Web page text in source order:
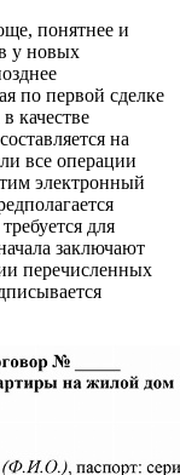
понятнее и
у новых
по первой сделке
качестве
на
все операции
электронный
для
заключают
перечисленных